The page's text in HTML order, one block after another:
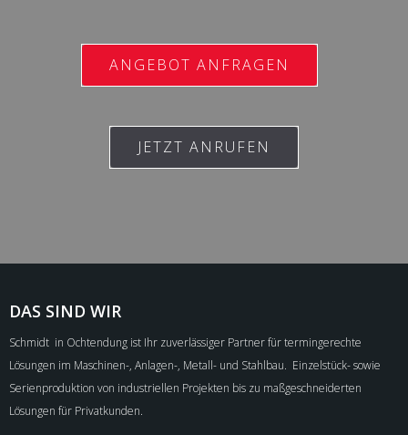
ANGEBOT ANFRAGEN
JETZT ANRUFEN
DAS SIND WIR
Schmidt in Ochtendung ist Ihr zuverlässiger Partner für termingerechte
Lösungen im Maschinen-, Anlagen-, Metall- und Stahlbau. Einzelstück- sowie
Serienproduktion von industriellen Projekten bis zu maßgeschneiderten
Lösungen für Privatkunden.